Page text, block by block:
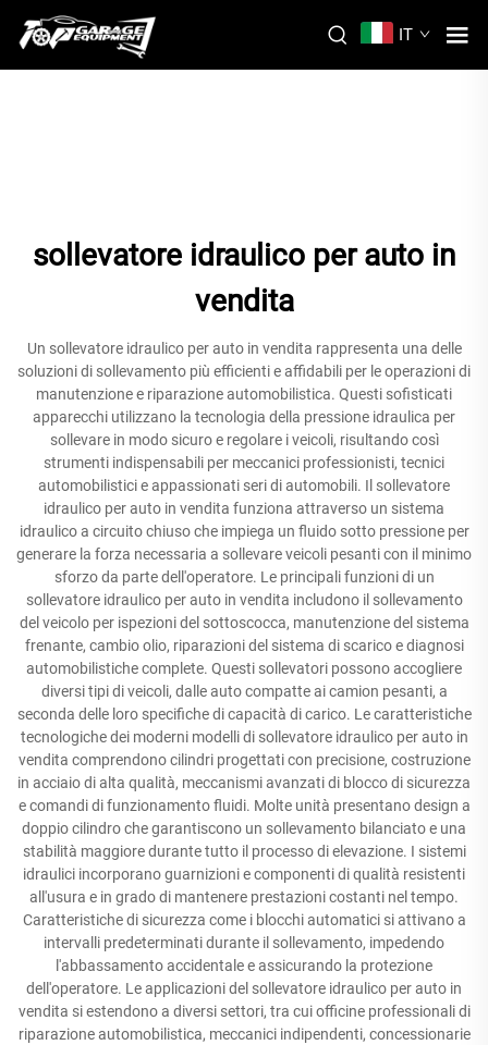
IT
sollevatore idraulico per auto in
vendita
Un sollevatore idraulico per auto in vendita rappresenta una delle
soluzioni di sollevamento più efficienti e affidabili per le operazioni di
manutenzione e riparazione automobilistica. Questi sofisticati
apparecchi utilizzano la tecnologia della pressione idraulica per
sollevare in modo sicuro e regolare i veicoli, risultando così
strumenti indispensabili per meccanici professionisti, tecnici
automobilistici e appassionati seri di automobili. Il sollevatore
idraulico per auto in vendita funziona attraverso un sistema
idraulico a circuito chiuso che impiega un fluido sotto pressione per
generare la forza necessaria a sollevare veicoli pesanti con il minimo
sforzo da parte dell'operatore. Le principali funzioni di un
sollevatore idraulico per auto in vendita includono il sollevamento
del veicolo per ispezioni del sottoscocca, manutenzione del sistema
frenante, cambio olio, riparazioni del sistema di scarico e diagnosi
automobilistiche complete. Questi sollevatori possono accogliere
diversi tipi di veicoli, dalle auto compatte ai camion pesanti, a
seconda delle loro specifiche di capacità di carico. Le caratteristiche
tecnologiche dei moderni modelli di sollevatore idraulico per auto in
vendita comprendono cilindri progettati con precisione, costruzione
in acciaio di alta qualità, meccanismi avanzati di blocco di sicurezza
e comandi di funzionamento fluidi. Molte unità presentano design a
doppio cilindro che garantiscono un sollevamento bilanciato e una
stabilità maggiore durante tutto il processo di elevazione. I sistemi
idraulici incorporano guarnizioni e componenti di qualità resistenti
all'usura e in grado di mantenere prestazioni costanti nel tempo.
Caratteristiche di sicurezza come i blocchi automatici si attivano a
intervalli predeterminati durante il sollevamento, impedendo
l'abbassamento accidentale e assicurando la protezione
dell'operatore. Le applicazioni del sollevatore idraulico per auto in
vendita si estendono a diversi settori, tra cui officine professionali di
riparazione automobilistica, meccanici indipendenti, concessionarie